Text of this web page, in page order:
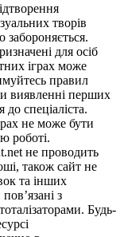
творів
забороняється.
для осіб
іграх може
правил
виявленні перших
до спеціаліста.
не може бути
роботі.
не проводить
також сайт не
та інших
з
Будь-